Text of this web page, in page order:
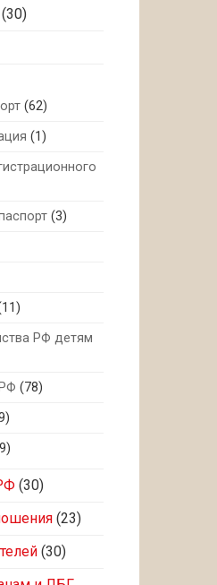
(30)
(62)
(1)
(3)
РФ детям
(78)
(30)
(23)
(30)